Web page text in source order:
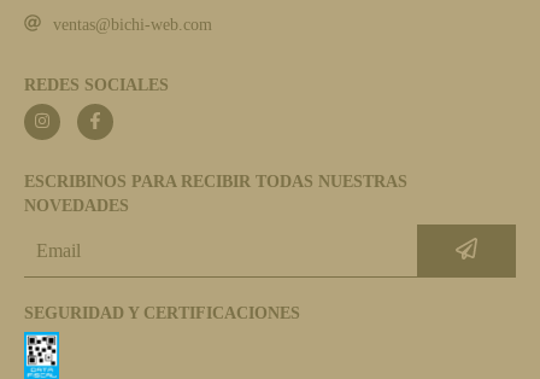
ventas@bichi-web.com
REDES SOCIALES
ESCRIBINOS PARA RECIBIR TODAS NUESTRAS
NOVEDADES
SEGURIDAD Y CERTIFICACIONES